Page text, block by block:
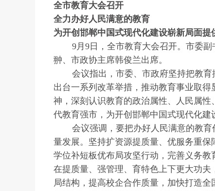
全市教育大会召开
全力办好人民满意的教育
为开创邯郸中国式现代化建设崭新局面提
9月9日，全市教育大会召开。市委
翀、市政协主席韩俊兰出席。
会议指出，市委、市政府坚持把教
出台一系列改革举措，推动教育事业取
神，深刻认识教育的政治属性、人民属
代教育强市，为开创邯郸中国式现代化建
会议强调，要把办好人民满意的教
量发展。坚持扩资源提质量、优服务重
学位补短板优布局攻坚行动，完善义务教
在提质量、强管理、育特色上下更大功
局结构，提高校企合作质量，加快打造